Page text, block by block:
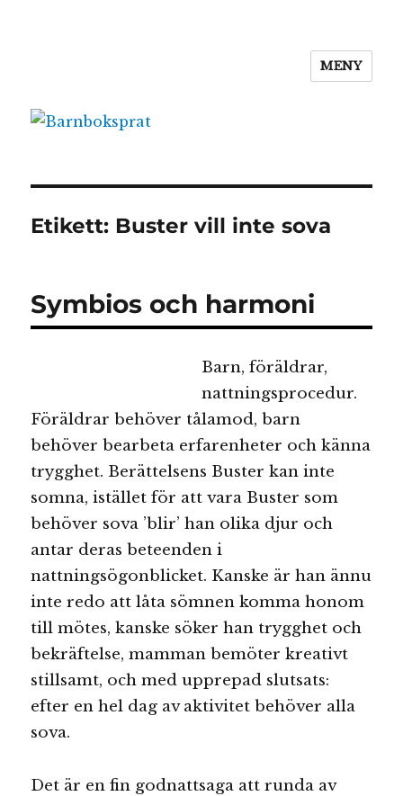
MENY
Etikett: Buster vill inte sova
Symbios och harmoni
Barn, föräldrar,
nattningsprocedur.
Föräldrar behöver tålamod, barn
behöver bearbeta erfarenheter och känna
trygghet. Berättelsens Buster kan inte
somna, istället för att vara Buster som
behöver sova ’blir’ han olika djur och
antar deras beteenden i
nattningsögonblicket. Kanske är han ännu
inte redo att låta sömnen komma honom
till mötes, kanske söker han trygghet och
bekräftelse, mamman bemöter kreativt
stillsamt, och med upprepad slutsats:
efter en hel dag av aktivitet behöver alla
sova.
Det är en fin godnattsaga att runda av